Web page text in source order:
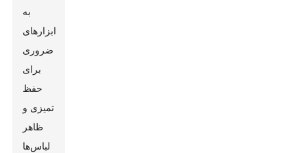
به
ابزارهای
ضروری
برای
حفظ
تمیزی و
ظاهر
لباس‌ها